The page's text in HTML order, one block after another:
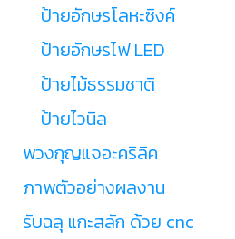
ป้ายอักษรโลหะซิงค์
ป้ายอักษรไฟ LED
ป้ายไม้ธรรมชาติ
ป้ายไวนิล
พวงกุญแจอะคริลิค
ภาพตัวอย่างผลงาน
รับฉลุ แกะสลัก ด้วย cnc